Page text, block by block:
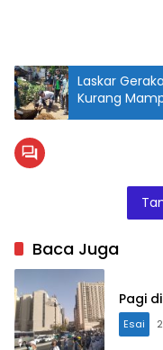
Laskar
Kurang
Baca Juga
Pagi
Esai